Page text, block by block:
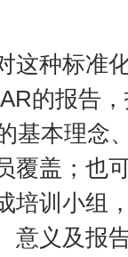
这种标准
的报告
基本理念
覆盖；也
培训小组
意义及报